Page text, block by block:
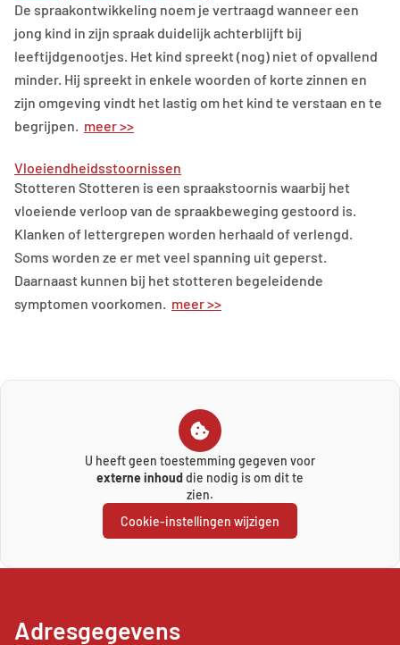
De spraakontwikkeling noem je vertraagd wanneer een
jong kind in zijn spraak duidelijk achterblijft bij
leeftijdgenootjes. Het kind spreekt (nog) niet of opvallend
minder. Hij spreekt in enkele woorden of korte zinnen en
zijn omgeving vindt het lastig om het kind te verstaan en te
begrijpen. meer >>
Vloeiendheidsstoornissen
Stotteren Stotteren is een spraakstoornis waarbij het
vloeiende verloop van de spraakbeweging gestoord is.
Klanken of lettergrepen worden herhaald of verlengd.
Soms worden ze er met veel spanning uit geperst.
Daarnaast kunnen bij het stotteren begeleidende
symptomen voorkomen. meer >>
U heeft geen toestemming gegeven voor
externe inhouddie nodig is om dit te
zien.
Cookie-instellingen wijzigen
Adresgegevens